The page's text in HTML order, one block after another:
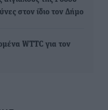
στον ίδιο τον Δήμο
WTTC για τον